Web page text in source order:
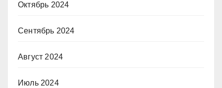
Октябрь 2024
Сентябрь 2024
Август 2024
Июль 2024